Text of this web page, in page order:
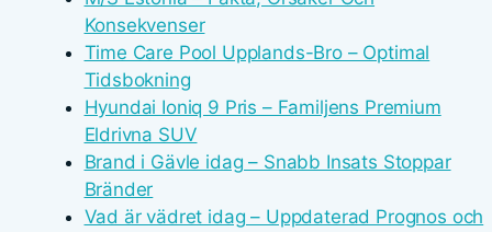
Konsekvenser
Time Care Pool Upplands-Bro – Optimal
Tidsbokning
Hyundai Ioniq 9 Pris – Familjens Premium
Eldrivna SUV
Brand i Gävle idag – Snabb Insats Stoppar
Bränder
Vad är vädret idag – Uppdaterad Prognos och